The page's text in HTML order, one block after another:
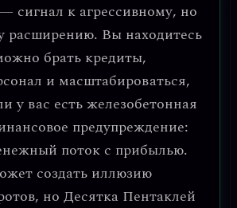
сигнал к агрессивному, но
расширению. Вы находитесь
брать кредиты,
и масштабироваться,
у вас естьжелезобетонная
предупреждение:
поток с прибылью.
создать иллюзию
но Десятка Пентаклей